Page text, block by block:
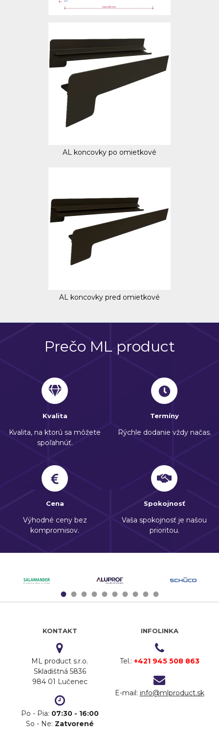
AL koncovky po omietkové
AL koncovky pred omietkové
Prečo ML product
Kvalita
Kvalita, na ktorú sa môžete
spoľahnúť.
Termíny
Rýchle dodanie vždy načas.
Cena
Výhodné ceny bez
kompromisov.
Spokojnosť
Vaša spokojnosť je našou
prioritou.
12345678910
KONTAKT
ML product s.r.o.
Skladištná 5836
984 01 Lučenec
Po - Pia: 07:30 - 16:00
So - Ne: Zatvorené
INFOLINKA
Tel.: +421 945 508 863
E-mail: info@mlproduct.sk